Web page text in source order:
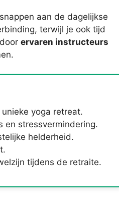
aan de dagelijkse
terwijl je ook tijd
ervaren instructeurs
yoga retreat.
en stressvermindering.
helderheid.
tijdens de retraite.